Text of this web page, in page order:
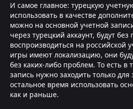
И самое главное: турецкую
использовать в качестве
можно на основной учетной
через турецкий аккаунт, будут без
воспроизводиться на российской
игры имеют локализацию, они
без каких-либо проблем. То есть в
запись нужно заходить только для
остальное время использовать
как и раньше.